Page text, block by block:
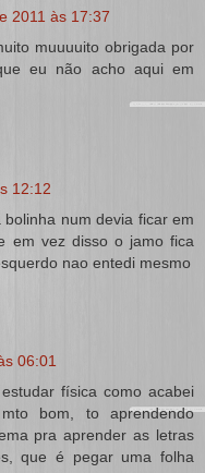
2011 às 17:37
muuuuito obrigada por
eu não acho aqui em
12:12
num devia ficar em
em vez disso o jamo fica
nao entedi mesmo
06:01
física como acabei
bom, to aprendendo
pra aprender as letras
que é pegar uma folha